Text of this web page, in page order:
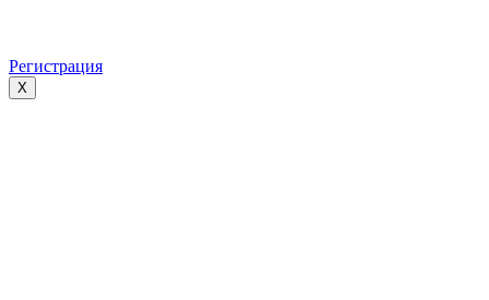
Регистрация
X